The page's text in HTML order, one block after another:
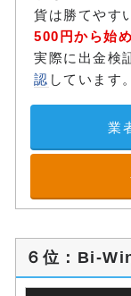
貨は勝てやす
500円から始
実際に出金検
認 しています。
業
６位：Bi-